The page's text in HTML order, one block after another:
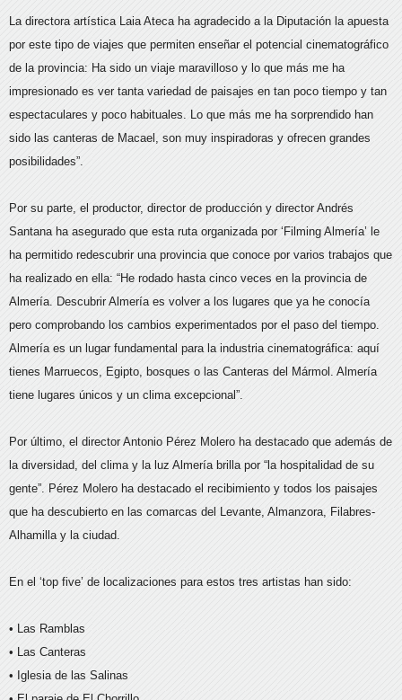
La directora artística Laia Ateca ha agradecido a la Diputación la apuesta
por este tipo de viajes que permiten enseñar el potencial cinematográfico
de la provincia: Ha sido un viaje maravilloso y lo que más me ha
impresionado es ver tanta variedad de paisajes en tan poco tiempo y tan
espectaculares y poco habituales. Lo que más me ha sorprendido han
sido las canteras de Macael, son muy inspiradoras y ofrecen grandes
posibilidades”.
Por su parte, el productor, director de producción y director Andrés
Santana ha asegurado que esta ruta organizada por ‘Filming Almería’ le
ha permitido redescubrir una provincia que conoce por varios trabajos que
ha realizado en ella: “He rodado hasta cinco veces en la provincia de
Almería. Descubrir Almería es volver a los lugares que ya he conocía
pero comprobando los cambios experimentados por el paso del tiempo.
Almería es un lugar fundamental para la industria cinematográfica: aquí
tienes Marruecos, Egipto, bosques o las Canteras del Mármol. Almería
tiene lugares únicos y un clima excepcional”.
Por último, el director Antonio Pérez Molero ha destacado que además de
la diversidad, del clima y la luz Almería brilla por “la hospitalidad de su
gente”. Pérez Molero ha destacado el recibimiento y todos los paisajes
que ha descubierto en las comarcas del Levante, Almanzora, Filabres-
Alhamilla y la ciudad.
En el ‘top five’ de localizaciones para estos tres artistas han sido:
• Las Ramblas
• Las Canteras
• Iglesia de las Salinas